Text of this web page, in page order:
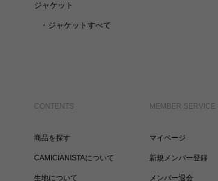
ジャケット
・ ジャケットすべて
CONTENTS
商品を探す
CAMICIANISTAについて
生地について
MEMBER SERVICE
マイページ
新規メンバー登録
メンバー退会